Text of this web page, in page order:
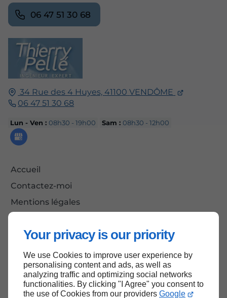
Your privacy is our priority
We use Cookies to improve user experience by
personalising content and ads, as well as
analyzing traffic and optimizing social networks
functionalities. By clicking "I Agree" you consent to
the use of Cookies from our providers Google
34 Rue des 4 Huyes,41100 VENDÔME
06 47 51 30 68
Lun - Ven :08h30 - 19h00 Sam :08h30 - 12h00
Accueil
Contactez-moi
Mentions légales
06 47 51 30 68
Haut de page